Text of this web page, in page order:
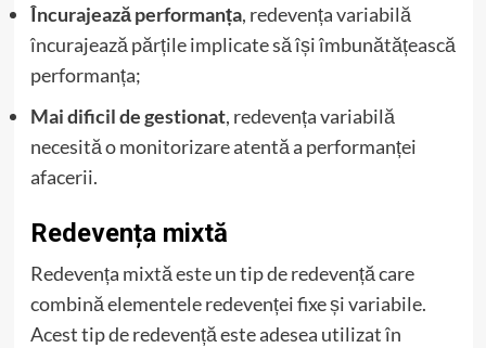
Încurajează performanța, redevența variabilă
încurajează părțile implicate să își îmbunătățească
performanța;
Mai dificil de gestionat, redevența variabilă
necesită o monitorizare atentă a performanței
afacerii.
Redevența mixtă
Redevența mixtă este un tip de redevență care
combină elementele redevenței fixe și variabile.
Acest tip de redevență este adesea utilizat în